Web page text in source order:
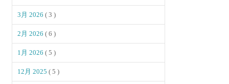
3月 2026( 3 )
2月 2026( 6 )
1月 2026( 5 )
12月 2025( 5 )